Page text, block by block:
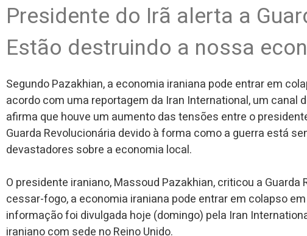
Presidente do Irã alerta a
Estão destruindo a nossa
Segundo Pazakhian, a economia iraniana pode entrar em
acordo com uma reportagem da Iran International, um canal
afirma que houve um aumento das tensões entre o
Guarda Revolucionária devido à forma como a guerra está
devastadores sobre a economia local.
O presidente iraniano, Massoud Pazakhian, criticou a
cessar-fogo, a economia iraniana pode entrar em colapso
informação foi divulgada hoje (domingo) pela Iran
iraniano com sede no Reino Unido.